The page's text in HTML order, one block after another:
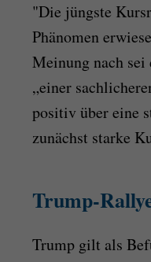
"Die jüngste
Phänomen
Meinung nach
„einer
positiv über eine
zunächst starke
Trump-
Trump gilt als